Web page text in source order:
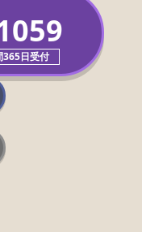
365日受付